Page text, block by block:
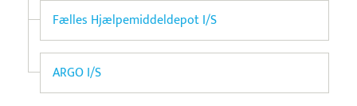
Fælles Hjælpemiddeldepot I/S
ARGO I/S